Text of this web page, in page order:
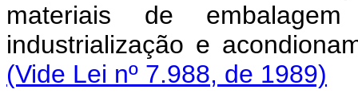
materiais de
industrialização e
(Vide Lei nº 7.988, de 1989)